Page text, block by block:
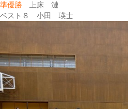
準優勝 上床 漣
ベスト８ 小田 瑛士